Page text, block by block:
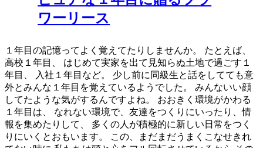
ワーリース
１年目の記憶ってよく覚えてたりしませんか。 たとえば、
高校１年目、 はじめて実家を出て見知らぬ土地で過ごす１
年目、 入社１年目など。 少し前に同級生と話をしてても意
外とみんな１年目を覚えているようでした。 みんないい顔
してたような気がするんですよね。 おおきく環境がかわる
１年目は、 なれない環境で、友達をつくりにいったり、情
報を集めたりして、 多くの人が積極的に新しい日常をつく
りにいくとおもいます。 この、まだまだうまくこなせきれ